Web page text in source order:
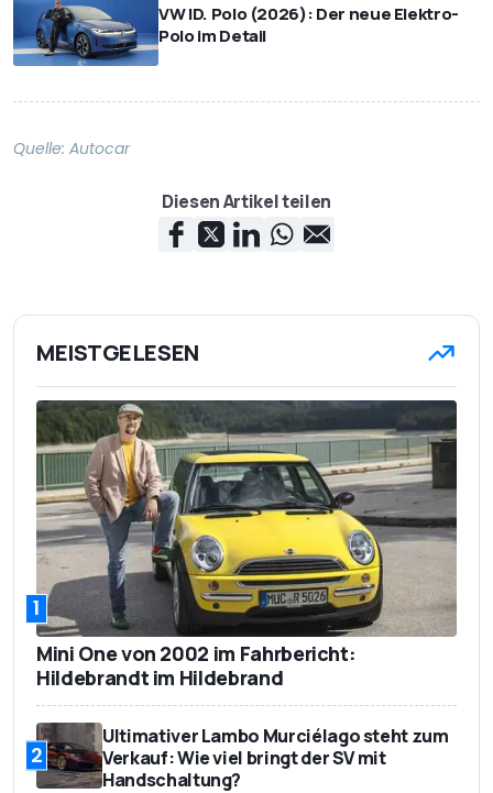
VW ID. Polo (2026): Der neue Elektro-
Polo im Detail
Quelle: Autocar
Diesen Artikel teilen
MEISTGELESEN
1
Mini One von 2002 im Fahrbericht:
Hildebrandt im Hildebrand
2
Ultimativer Lambo Murciélago steht zum
Verkauf: Wie viel bringt der SV mit
Handschaltung?